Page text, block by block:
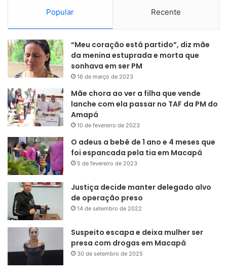
Tribunal de Justiça do Amapá
Popular Recente
“Meu coração está partido”, diz mãe
da menina estuprada e morta que
sonhava em ser PM
16 de março de 2023
Mãe chora ao ver a filha que vende
lanche com ela passar no TAF da PM do
Amapá
10 de fevereiro de 2023
O adeus a bebê de 1 ano e 4 meses que
foi espancada pela tia em Macapá
5 de fevereiro de 2023
Justiça decide manter delegado alvo
de operação preso
14 de setembro de 2022
Suspeito escapa e deixa mulher ser
presa com drogas em Macapá
30 de setembro de 2025